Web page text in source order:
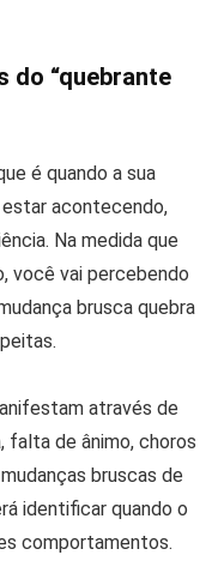
do “quebrante
é quando a sua
acontecendo,
Na medida que
você vai percebendo
brusca quebra
através de
falta de ânimo, choros
bruscas de
identificar quando o
comportamentos.